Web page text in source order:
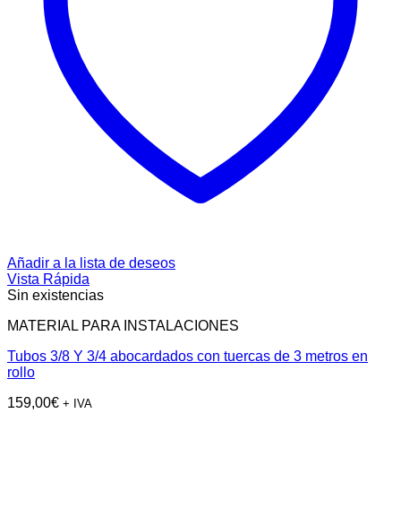
Añadir a la lista de deseos
Vista Rápida
Sin existencias
MATERIAL PARA INSTALACIONES
Tubos 3/8 Y 3/4 abocardados con tuercas de 3 metros en
rollo
159,00€ + IVA